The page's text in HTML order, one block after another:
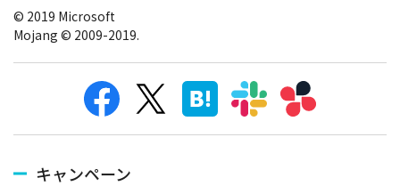
© 2019 Microsoft
Mojang © 2009-2019.
キャンペーン